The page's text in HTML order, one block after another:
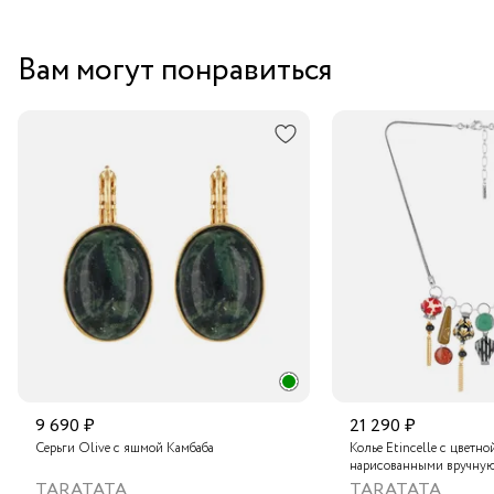
Вам могут понравиться
9 690 ₽
Серьги Olive с яшмой Камбаба
21 290 ₽
Колье Etincelle с
нарисованными
слюдяным порошком,